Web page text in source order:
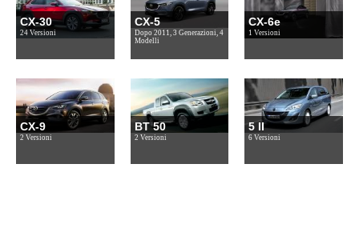
CX-30
24 Versioni
CX-5
Dopo 2011, 3 Generazioni, 4
Modelli
CX-6e
1 Versioni
CX-9
2 Versioni
BT 50
2 Versioni
5 II
6 Versioni